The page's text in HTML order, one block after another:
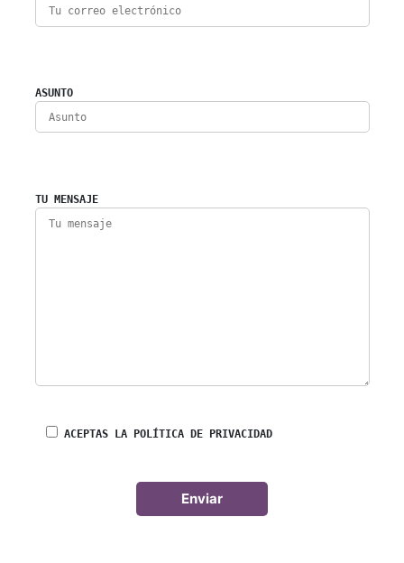
ASUNTO
TU MENSAJE
ACEPTAS LA POLÍTICA DE PRIVACIDAD